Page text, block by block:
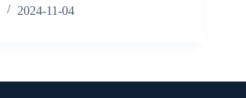
2024-11-04